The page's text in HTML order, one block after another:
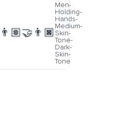
👨🏽‍🤝‍👨🏿
Men-
Holding-
Hands-
Medium-
Skin-
Tone-
Dark-
Skin-
Tone